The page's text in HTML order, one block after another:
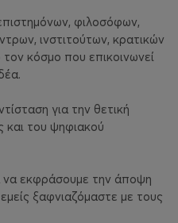
φιλοσόφων,
ινστιτούτων, κρατικών
κόσμο που επικοινωνεί
για την θετική
και του ψηφιακού
να εκφράσουμε την άποψη
ξαφνιαζόμαστε με τους